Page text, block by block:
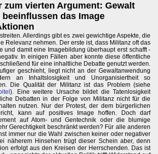
zum vierten Argument: Gewalt
das Image
Allerdings gibt es zwei gewichtige Aspekte, die
Relevanz nehmen. Der erste ist, dass Militanz oft das
und damit eine Imagebildung überhaupt erst schafft -
In einigen Fällen aber konnte diese öffentliche
für eine inhaltliche Debatte genutzt werden.
geschieht, liegt nicht an der Gewaltanwendung
an Inhaltslosigkeit und Unorganisiertheit so
Die Qualität der Militanz ist das Problem (siehe
). Eine weitere Ursache bildet die Tatenlosigkeit
Debatten in der Folge von Militanz nicht für die
nutzen. Nur der Protest, der dem bürgerlichen
kann auf positives Image hoffen. Doch darf
auf Atom- und Gentechnik oder die blumige
Gerechtigkeit beschränkt werden? Für alle anderen
immer nur die Wahl zwischen keiner oder negativer
näherem Hinsehen trügt dieser Schein aber, denn
erfolgt aus den Kreisen der Herrschenden. Das ist